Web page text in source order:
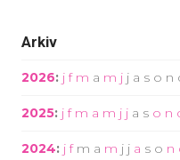
Arkiv
2026: j f m a m j j a s o n
2025: j f m a m j j a s o n
2024: j f m a m j j a s o n